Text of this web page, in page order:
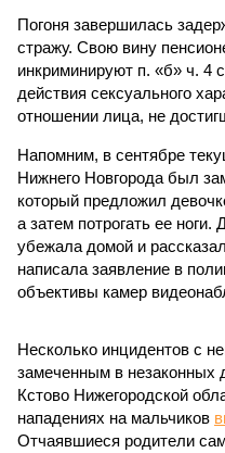
Погоня завершилась
стражу. Свою вину
инкриминируют п. «б» ч. 4
действия сексуального
отношении лица, не
Напомним, в сентябре
Нижнего Новгорода был
который предложил
а затем потрогать ее ноги.
убежала домой и
написала заявление в
объективы камер
Несколько инцидентов с
замеченным в незаконных
Кстово Нижегородской
нападениях на мальчиков
Отчаявшиеся родители